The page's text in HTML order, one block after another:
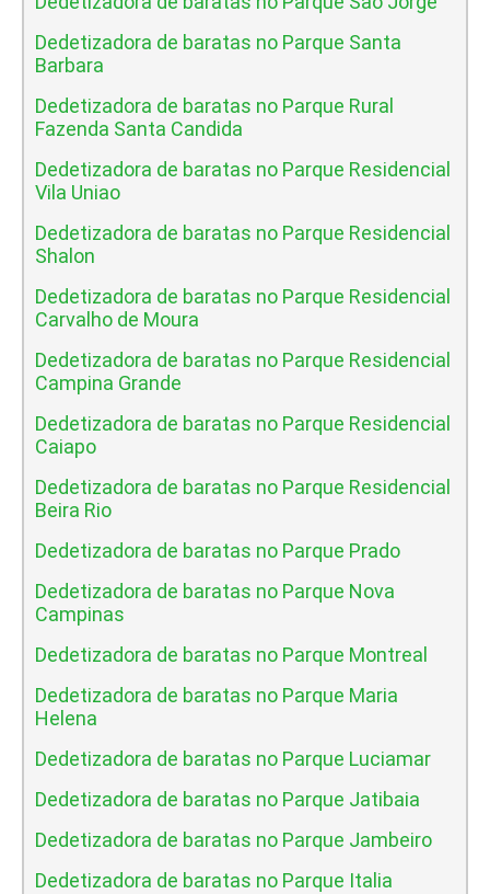
Dedetizadora de baratas no Parque Santa
Barbara
Dedetizadora de baratas no Parque Rural
Fazenda Santa Candida
Dedetizadora de baratas no Parque Residencial
Vila Uniao
Dedetizadora de baratas no Parque Residencial
Shalon
Dedetizadora de baratas no Parque Residencial
Carvalho de Moura
Dedetizadora de baratas no Parque Residencial
Campina Grande
Dedetizadora de baratas no Parque Residencial
Caiapo
Dedetizadora de baratas no Parque Residencial
Beira Rio
Dedetizadora de baratas no Parque Prado
Dedetizadora de baratas no Parque Nova
Campinas
Dedetizadora de baratas no Parque Montreal
Dedetizadora de baratas no Parque Maria
Helena
Dedetizadora de baratas no Parque Luciamar
Dedetizadora de baratas no Parque Jatibaia
Dedetizadora de baratas no Parque Jambeiro
Dedetizadora de baratas no Parque Italia